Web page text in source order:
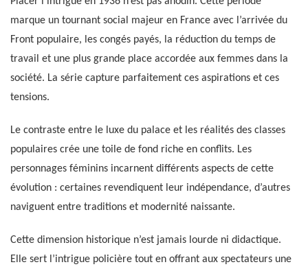
marque un tournant social majeur en France avec l’arrivée du
Front populaire, les congés payés, la réduction du temps de
travail et une plus grande place accordée aux femmes dans la
société. La série capture parfaitement ces aspirations et ces
tensions.
Le contraste entre le luxe du palace et les réalités des classes
populaires crée une toile de fond riche en conflits. Les
personnages féminins incarnent différents aspects de cette
évolution : certaines revendiquent leur indépendance, d’autres
naviguent entre traditions et modernité naissante.
Cette dimension historique n’est jamais lourde ni didactique.
Elle sert l’intrigue policière tout en offrant aux spectateurs une